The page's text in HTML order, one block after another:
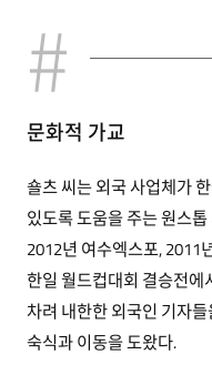
문화적 가교
숄츠 씨는 외국 사업체가
있도록 도움을 주는 원스
2012년 여수엑스포, 2011
한일 월드컵대회 결승전에
차려 내한한 외국인 기자
숙식과 이동을 도왔다.